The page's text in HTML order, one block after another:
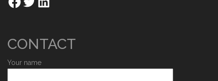
CONTACT
Your name